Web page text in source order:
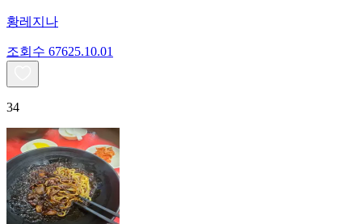
황레지나
조회수 67625.10.01
34